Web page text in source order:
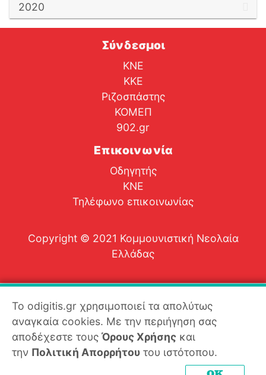
2020
Σύνδεσμοι
ΚΝΕ
ΚΚΕ
Ριζοσπάστης
ΚΟΜΕΠ
902.gr
Επικοινωνία
Οδηγητής
ΚΝΕ
Τηλέφωνο επικοινωνίας
Copyright © 2021 Κομμουνιστική Νεολαία
Ελλάδας
Το odigitis.gr χρησιμοποιεί τα απολύτως
αναγκαία cookies. Με την περιήγηση σας
αποδέχεστε τους Όρους Χρήσης και
την Πολιτική Απορρήτου του ιστότοπου.